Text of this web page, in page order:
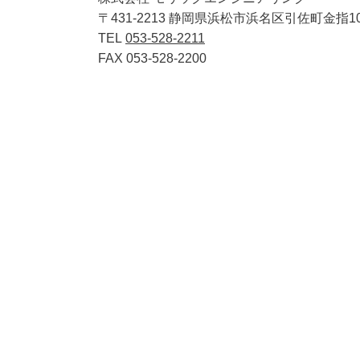
〒431-2213 静岡県浜松市浜名区引佐町金指
TEL 053-528-2211
FAX 053-528-2200